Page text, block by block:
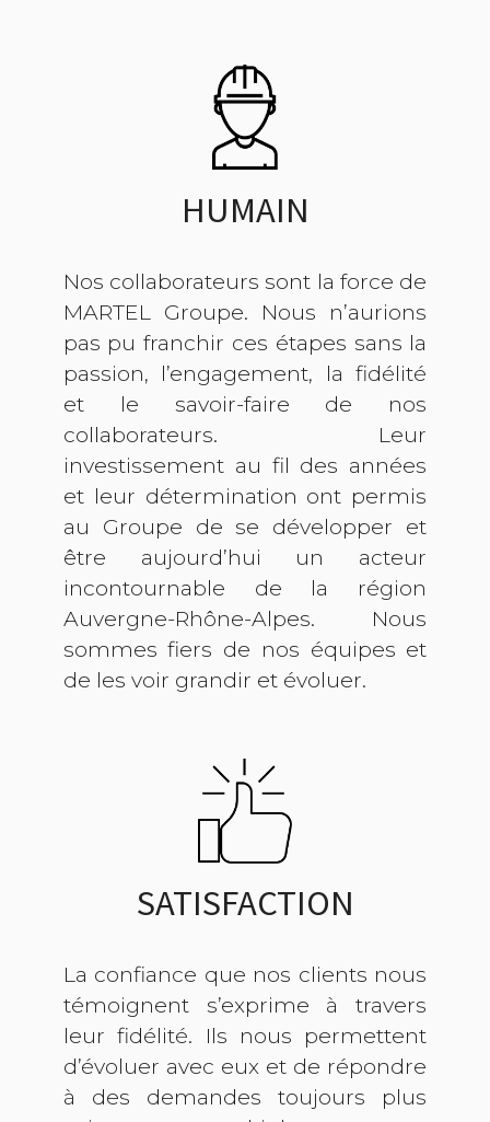
HUMAIN
Nos collaborateurs sont la force de
MARTEL Groupe. Nous n’aurions
pas pu franchir ces étapes sans la
passion, l’engagement, la fidélité
et le savoir-faire de nos
collaborateurs. Leur
investissement au fil des années
et leur détermination ont permis
au Groupe de se développer et
être aujourd’hui un acteur
incontournable de la région
Auvergne-Rhône-Alpes. Nous
sommes fiers de nos équipes et
de les voir grandir et évoluer.
SATISFACTION
La confiance que nos clients nous
témoignent s’exprime à travers
leur fidélité. Ils nous permettent
d’évoluer avec eux et de répondre
à des demandes toujours plus